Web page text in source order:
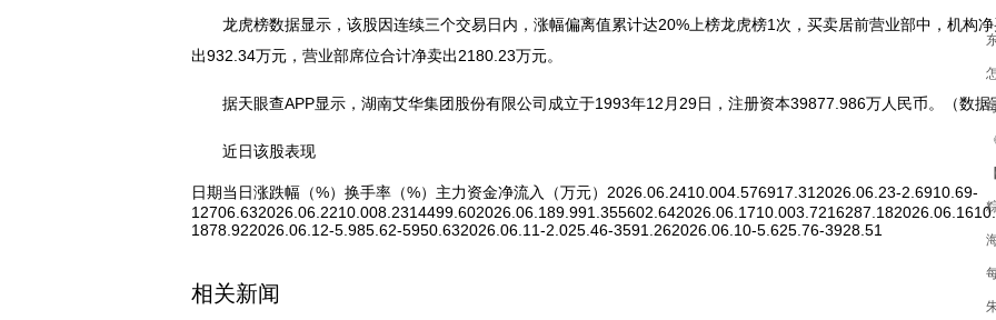
龙虎榜数据显示，该股因连续三个交易日内，涨幅偏离值累计达20%上榜龙虎榜1次，买卖居前营业部中，机构
出932.34万元，营业部席位合计净卖出2180.23万元。
据天眼查APP显示，湖南艾华集团股份有限公司成立于1993年12月29日，注册资本39877.986万人民币。（数据
近日该股表现
日期当日涨跌幅（%）换手率（%）主力资金净流入（万元）2026.06.2410.004.576917.312026.06.23-2.6910.69-
1878.922026.06.12-5.985.62-5950.632026.06.11-2.025.46-3591.262026.06.10-5.625.76-3928.51
相关新闻